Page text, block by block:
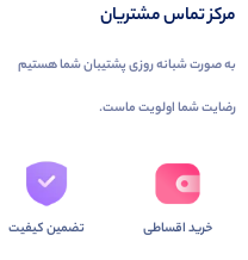
مرکز تماس مشتریان
به صورت شبانه روزی پشتیبان شما هستیم
رضایت شما اولویت ماست.
خرید اقساطی تضمین کیفیت